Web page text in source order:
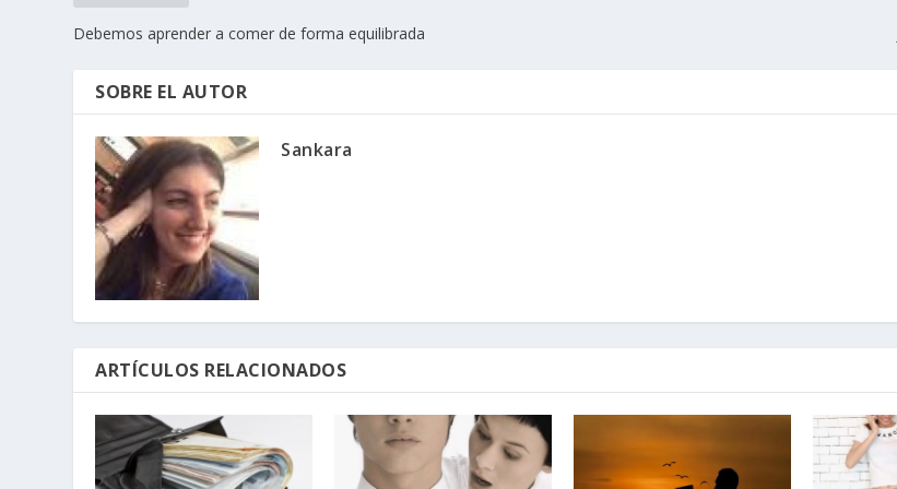
Debemos aprender a comer de forma equilibrada
SOBRE EL AUTOR
Sankara
ARTÍCULOS RELACIONADOS